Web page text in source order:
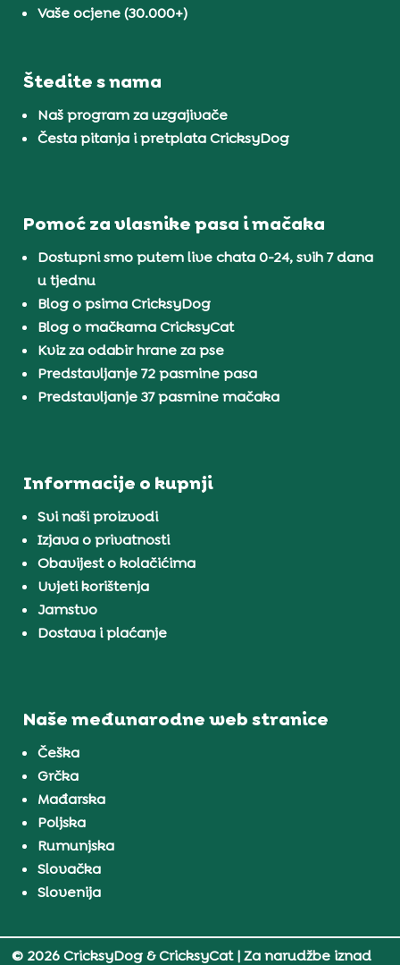
Vaše ocjene (30.000+)
Štedite s nama
Naš program za uzgajivače
Česta pitanja i pretplata CricksyDog
Pomoć za vlasnike pasa i mačaka
Dostupni smo putem live chata 0-24, svih 7 dana
u tjednu
Blog o psima CricksyDog
Blog o mačkama CricksyCat
Kviz za odabir hrane za pse
Predstavljanje 72 pasmine pasa
Predstavljanje 37 pasmine mačaka
Informacije o kupnji
Svi naši proizvodi
Izjava o privatnosti
Obavijest o kolačićima
Uvjeti korištenja
Jamstvo
Dostava i plaćanje
Naše međunarodne web stranice
Češka
Grčka
Mađarska
Poljska
Rumunjska
Slovačka
Slovenija
© 2026 CricksyDog & CricksyCat| Za narudžbe iznad